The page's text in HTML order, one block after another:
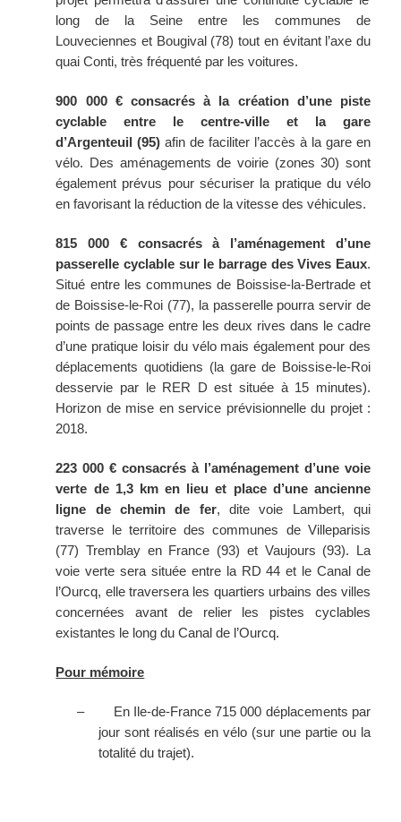
long de la Seine entre les communes de
Louveciennes et Bougival (78) tout en évitant l’axe du
quai Conti, très fréquenté par les voitures.
900 000€ consacrés à la création d’une piste
cyclable entre le centre-ville
et
la gare
d’Argenteuil (95)afin de faciliter l’accès à la gare en
vélo. Des aménagements de voirie (zones 30) sont
également prévus pour sécuriser la pratique du vélo
en favorisant la réduction de la vitesse des véhicules.
815 000 € consacrés à l’aménagement d’une
passerelle cyclable sur le barrage des Vives Eaux.
Situé entre les communes de Boissise-la-Bertrade et
de Boissise-le-Roi (77), la passerelle pourra servir de
points de passage entre les deux rives dans le cadre
d’une pratique loisir du vélo mais également pour des
déplacements quotidiens (la gare de Boissise-le-Roi
desservie par le RER D est située à 15 minutes).
Horizon de mise en service prévisionnelle du projet :
2018.
223 000 € consacrés à l’aménagement d’une voie
verte de 1,3 km en lieu et place d’une ancienne
ligne de chemin de fer, dite voie Lambert, qui
traverse le territoire des communes de Villeparisis
(77) Tremblay en France (93) et Vaujours (93). La
voie verte sera située entre la RD 44 et le Canal de
l’Ourcq, elle traversera les quartiers urbains des villes
concernées avant de relier les pistes cyclables
existantes le long du Canal de l’Ourcq.
Pour mémoire
–
En Ile-de-France 715 000 déplacements par
jour sont réalisés en vélo (sur une partie ou la
totalité du trajet).